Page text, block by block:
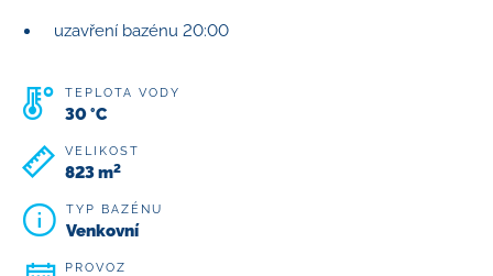
uzavření bazénu 20:00
TEPLOTA VODY
30 °C
VELIKOST
823 m2
TYP BAZÉNU
Venkovní
PROVOZ